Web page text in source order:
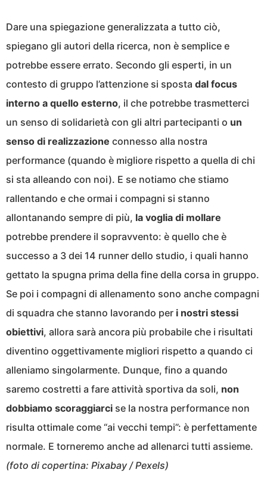
Dare una spiegazione generalizzata a tutto ciò,
spiegano gli autori della ricerca, non è semplice e
potrebbe essere errato. Secondo gli esperti, in un
contesto di gruppo l’attenzione si sposta dal focus
interno a quello esterno, il che potrebbe trasmetterci
un senso di solidarietà con gli altri partecipanti o un
senso di realizzazione connesso alla nostra
performance (quando è migliore rispetto a quella di chi
si sta alleando con noi). E se notiamo che stiamo
rallentando e che ormai i compagni si stanno
allontanando sempre di più, la voglia di mollare
potrebbe prendere il sopravvento: è quello che è
successo a 3 dei 14 runner dello studio, i quali hanno
gettato la spugna prima della fine della corsa in gruppo.
Se poi i compagni di allenamento sono anche compagni
di squadra che stanno lavorando per i nostri stessi
obiettivi, allora sarà ancora più probabile che i risultati
diventino oggettivamente migliori rispetto a quando ci
alleniamo singolarmente. Dunque, fino a quando
saremo costretti a fare attività sportiva da soli, non
dobbiamo scoraggiarci se la nostra performance non
risulta ottimale come “ai vecchi tempi”: è perfettamente
normale. E torneremo anche ad allenarci tutti assieme.
(foto di copertina: Pixabay / Pexels)